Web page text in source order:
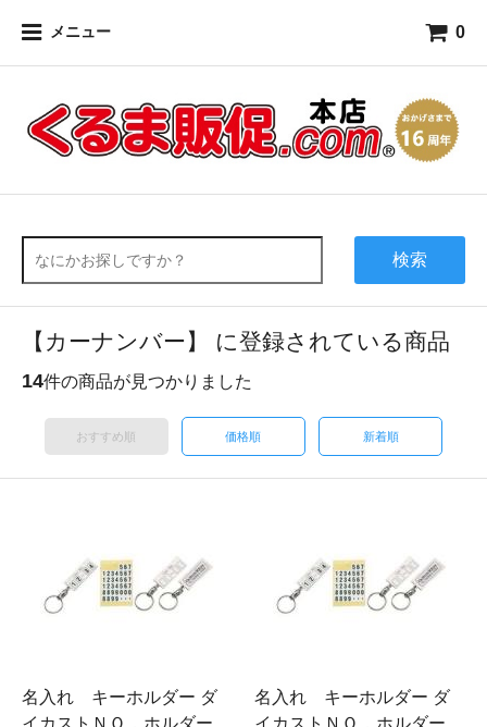
メニュー 0
検索
【カーナンバー】 に登録されている商品
14件の商品が見つかりました
おすすめ順 価格順 新着順
名入れ キーホルダー ダ
イカストＮＯ．ホルダー
名入れ キーホルダー ダ
イカストＮＯ．ホルダー